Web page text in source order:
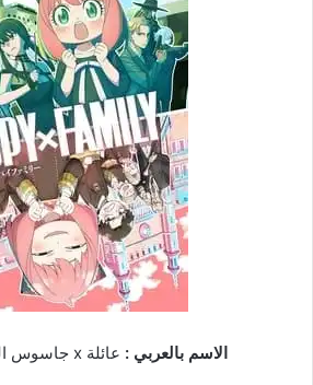
الاسم بالعربي : عائلة x جاسوس الموسم الثاني